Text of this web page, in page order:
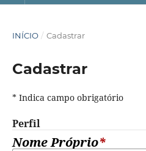
INÍCIO / Cadastrar
Cadastrar
* Indica campo obrigatório
Perfil
Nome Próprio*